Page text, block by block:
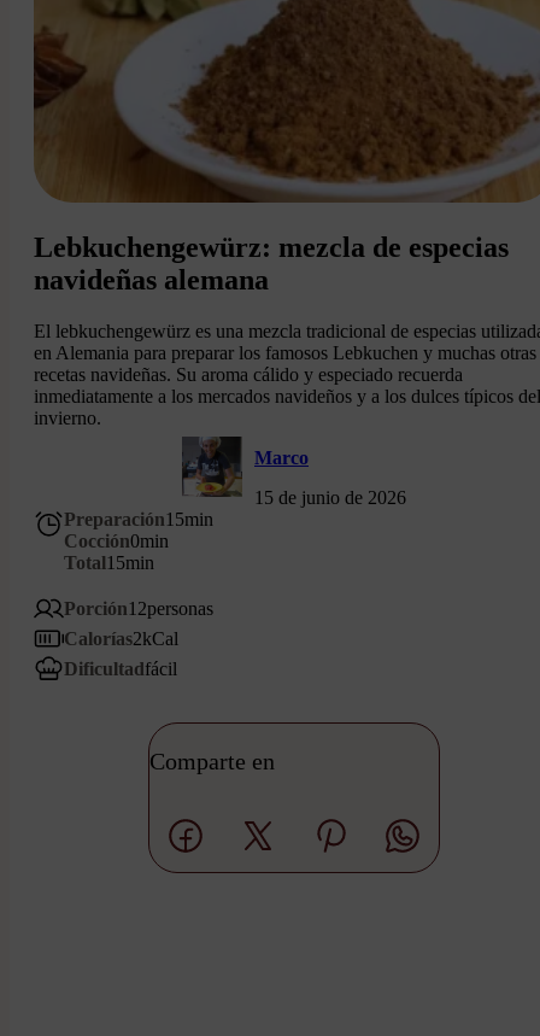
Lebkuchengewürz: mezcla de especias
navideñas alemana
El lebkuchengewürz es una mezcla tradicional de especias
en Alemania para preparar los famosos Lebkuchen y muchas otras
recetas navideñas. Su aroma cálido y especiado recuerda
inmediatamente a los mercados navideños y a los dulces típicos del
invierno.
Marco
15 de junio de 2026
Preparación15min
Cocción0min
Total15min
Porción12personas
Calorías2kCal
Dificultadfácil
Comparte en